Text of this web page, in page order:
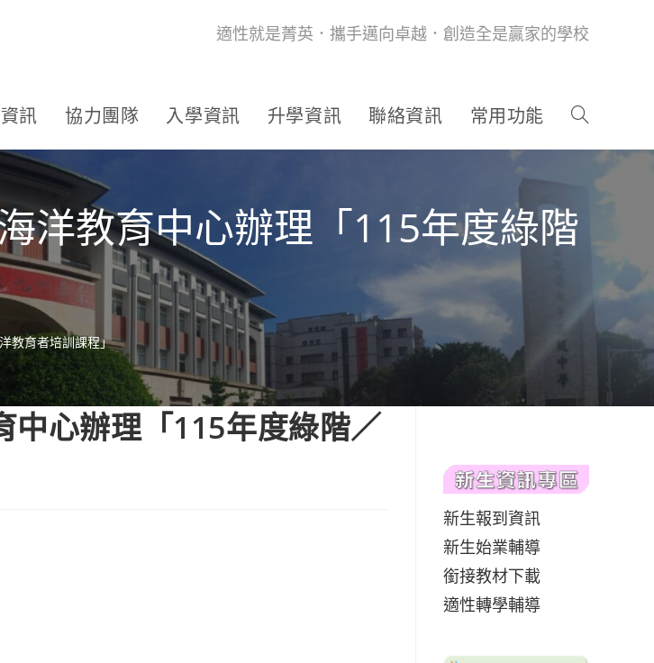
適性就是菁英．攜手邁向卓越．創造全是贏家的學校
訊 協力團隊 入學資訊 升學資訊 聯絡資訊 常用功能
洋教育中心辦理「115年度綠階
教育者培訓課程」
中心辦理「115年度綠階／
新生報到資訊
新生始業輔導
銜接教材下載
適性轉學輔導